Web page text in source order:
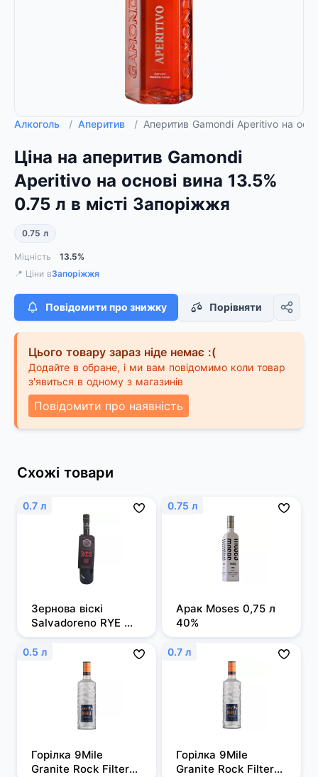
Алкоголь / Аперитив / Аперитив Gamondi Aperitivo на
Ціна на аперитив Gamondi
Aperitivo на основі вина 13.5%
0.75 л в місті Запоріжжя
0.75 л
Міцність
13.5%
📍 Ціни вЗапоріжжя
Повідомити про знижку Порівняти
Цього товару зараз ніде немає :(
Додайте в обране, і ми вам повідомимо коли товар
з'явиться в одному з магазинів
Повідомити про наявність
Схожі товари
0.7 л
Зернова віскі
Salvadoreno RYE
0,7л 50%
0.75 л
Арак Moses 0,75 л
40%
0.5 л
Горілка 9Mile
Granite Rock Filtered
0.7 л
Горілка 9Mile
Granite Rock Filtered